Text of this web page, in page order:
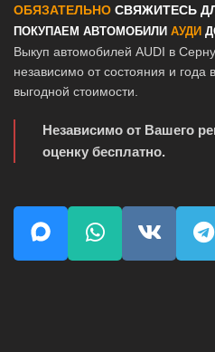
ОБЯЗАТЕЛЬНО СВЯЖИТЕСЬ
ПОКУПАЕМ АВТОМОБИЛИ АУДИ
Выкуп автомобилей AUDI в
независимо от состояния и года
выгодной стоимости.
Независимо от Вашего
оценку бесплатно.